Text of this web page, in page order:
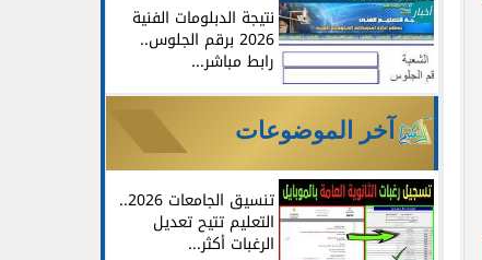
أخبار نتيجة الدبلومات الفنية
2026 برقم الجلوس..
رابط مباشر...
آخر الموضوعات
تنسيق الجامعات 2026..
التعليم تتيح تعديل
الرغبات أكثر...